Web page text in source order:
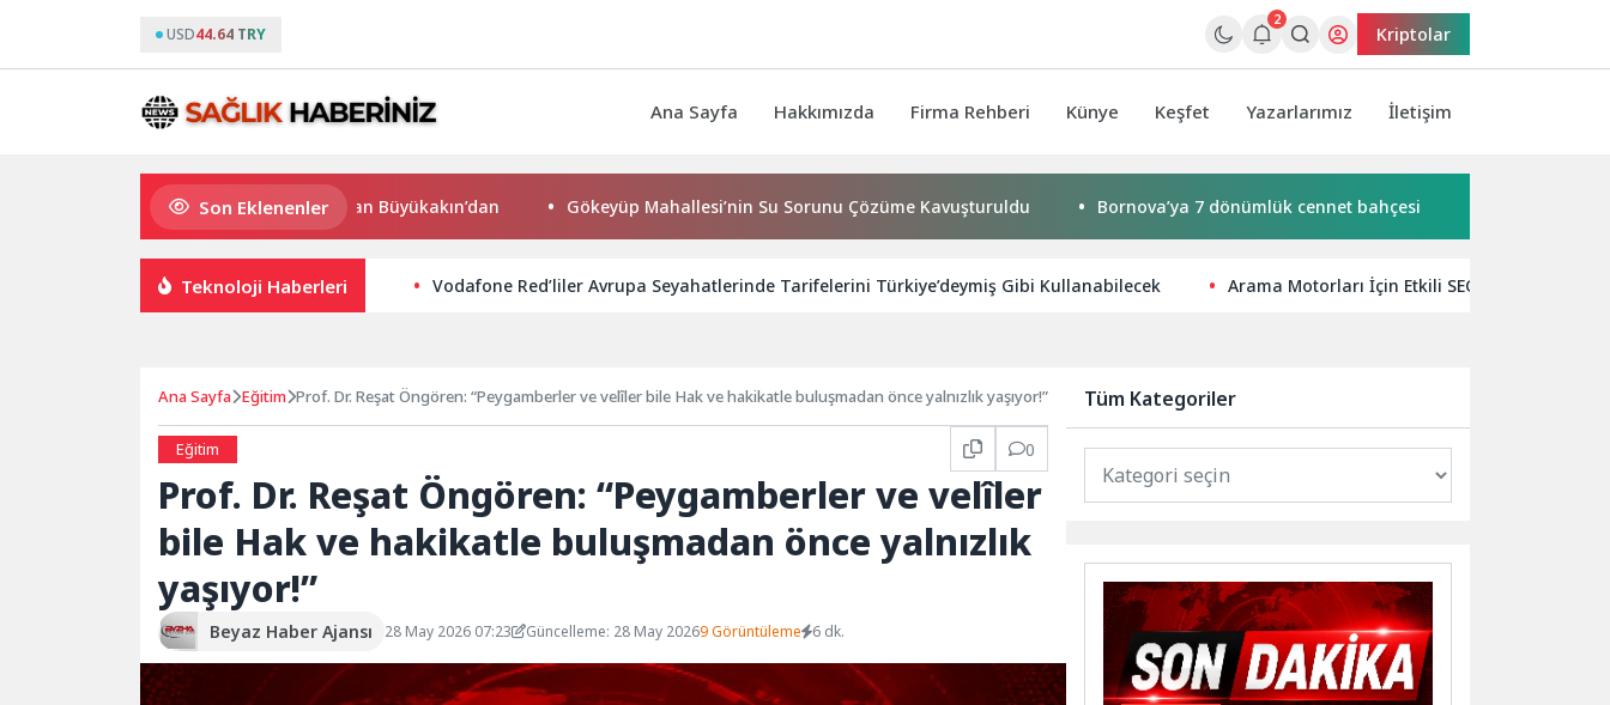
USD44.64 TRY
2
Kriptolar
Ana Sayfa Hakkımızda Firma Rehberi Künye Keşfet Yazarlarımız İletişim
Son Eklenenler
Süper Enduro’da start Başkan Büyükakın’dan Gökeyüp Mahallesi’nin Su Sorunu Çözüme Kavuşturuldu Bornova’ya 7 dönümlük cennet bahçesi Karamürsel Plaj Yolu
Teknoloji Haberleri Vodafone Red’liler Avrupa Seyahatlerinde Tarifelerini Türkiye’deymiş Gibi Kullanabilecek Arama Motorları İçin Etkili SEO Stratejileri ve
Ana Sayfa Eğitim Prof. Dr. Reşat Öngören: “Peygamberler ve velîler bile Hak ve hakikatle buluşmadan önce yalnızlık yaşıyor!”
Eğitim 0
Prof. Dr. Reşat Öngören: “Peygamberler ve velîler
bile Hak ve hakikatle buluşmadan önce yalnızlık
yaşıyor!”
Beyaz Haber Ajansı 28 May 2026 07:23 Güncelleme: 28 May 20269 Görüntüleme 6 dk.
Tüm Kategoriler